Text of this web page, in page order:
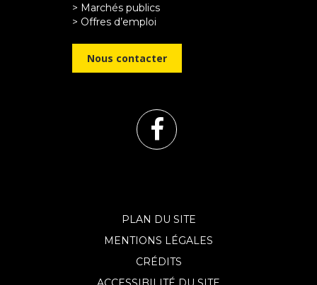
> Marchés publics
> Offres d’emploi
Nous contacter
Lien
le
compte
PLAN DU SITE
MENTIONS LÉGALES
CRÉDITS